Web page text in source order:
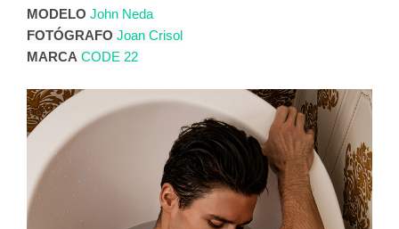
MODELO John Neda
FOTÓGRAFO Joan Crisol
MARCA CODE 22